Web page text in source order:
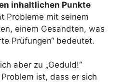
inhaltlichen Punkte
Probleme mit seinem
einem Gesandten, was
Prüfungen“ bedeutet.
aber zu „Geduld!“
Problem ist, dass er sich